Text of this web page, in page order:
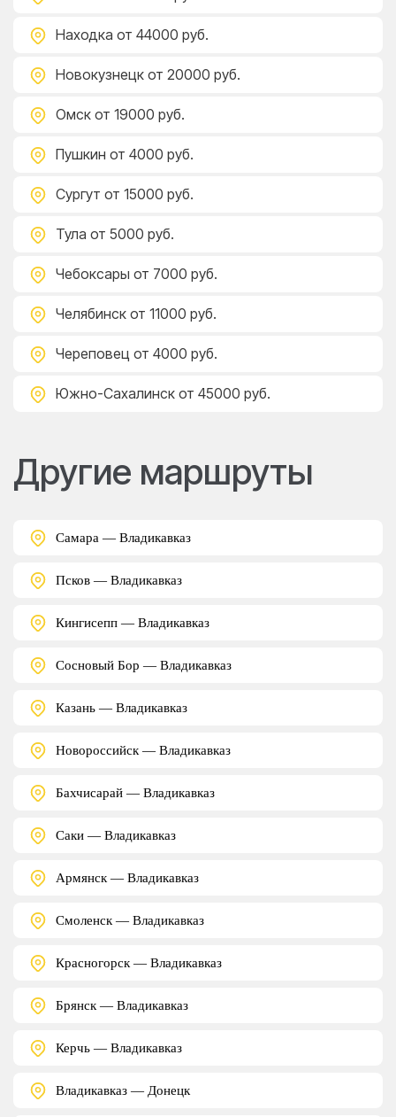
Находка от 44000 руб.
Новокузнецк от 20000 руб.
Омск от 19000 руб.
Пушкин от 4000 руб.
Сургут от 15000 руб.
Тула от 5000 руб.
Чебоксары от 7000 руб.
Челябинск от 11000 руб.
Череповец от 4000 руб.
Южно-Сахалинск от 45000 руб.
Другие маршруты
Самара — Владикавказ
Псков — Владикавказ
Кингисепп — Владикавказ
Сосновый Бор — Владикавказ
Казань — Владикавказ
Новороссийск — Владикавказ
Бахчисарай — Владикавказ
Саки — Владикавказ
Армянск — Владикавказ
Смоленск — Владикавказ
Красногорск — Владикавказ
Брянск — Владикавказ
Керчь — Владикавказ
Владикавказ — Донецк